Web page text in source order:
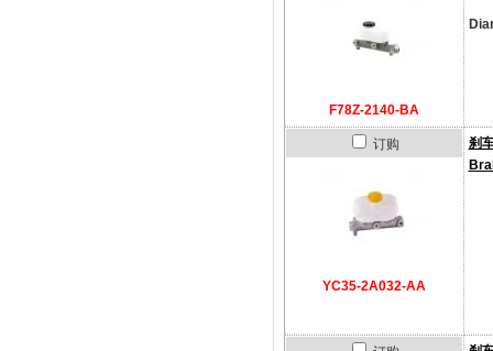
F78Z-2140-BA
订购
YC35-2A032-AA
刹